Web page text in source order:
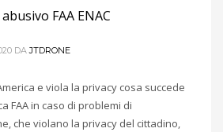
FAA ENAC
DAJTDRONE
e viola la privacy cosa succede
FAA in caso di problemi di
che violano la privacy del cittadino,